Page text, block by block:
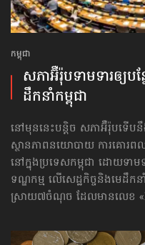
កម្ពុជា
សភាអ៊ឺរ៉ុបទាមទារ​ឲ្យប
ដឹកនាំកម្ពុជា
នៅមុននេះបន្តិច សភាអ៊ឺរ៉ុបទ
ស្ថានភាពនយោបាយ ការគោរព​
នៅក្នុងប្រទេសកម្ពុជា ដោយទាម
ទណ្ឌកម្ម លើសេដ្ឋកិច្ច​និងមេដឹក
ស្រាយ៧ចំណុច ដែលមានលេខ